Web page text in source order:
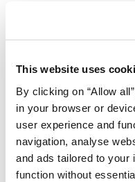
This website uses
By clicking on “Allow
in your browser or
user experience and
navigation, analyse
and ads tailored to your
function without
Mehr Infos und das
Machen wir dieses
Zurück zu allen
Neuigkeiten